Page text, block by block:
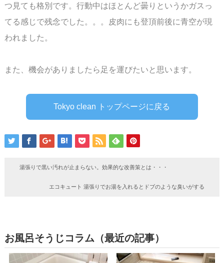
つ見ても格別です。行動中はほとんど曇りというかガスっ
てる感じで残念でした。。。皮肉にも登頂前後に青空が現
われました。
また、機会がありましたら足を運びたいと思います。
Tokyo clean トップページに戻る
湯張りで黒い汚れが止まらない。効果的な改善策とは・・・
エコキュート 湯張りでお湯を入れるとドブのような臭いがする
お風呂そうじコラム（最近の記事）